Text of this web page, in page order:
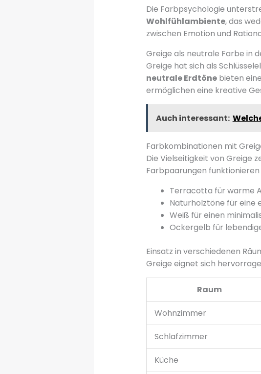
Die Farbpsychologie
Wohlfühlambiente, das
zwischen Emotion und
Greige als neutrale Farbe in
Greige hat sich als
neutrale Erdtönebieten
ermöglichen eine kreative
Auch interessant:
Farbkombinationen mit
Die Vielseitigkeit von Greige
Farbpaarungen
Terracotta für warme
Naturholztöne für eine
Weiß für einen
Ockergelb für
Einsatz in verschiedenen
Greige eignet sich
Raum
Wohnzimmer
Schlafzimmer
Küche